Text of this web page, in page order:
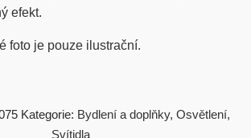
efekt.
foto je pouze ilustrační.
Kategorie: Bydlení a doplňky, Osvětlení,
Svítidla